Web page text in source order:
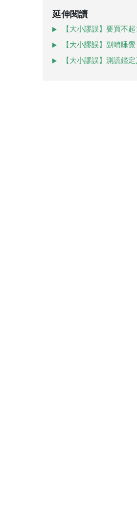
延伸閱讀
【大小謬誤】要買不
【大小謬誤】副哨睡
【大小謬誤】測謊鑑